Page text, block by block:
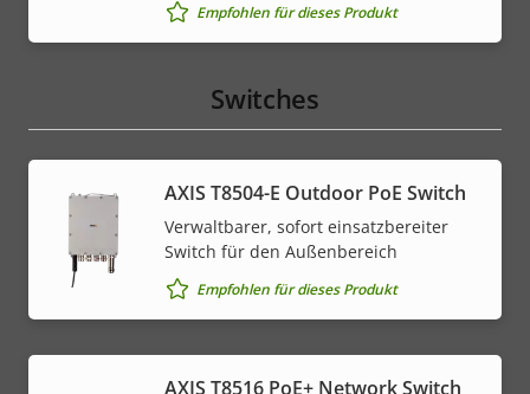
Empfohlen für dieses Produkt
Switches
AXIS T8504-E Outdoor PoE Switch
Verwaltbarer, sofort einsatzbereiter
Switch für den Außenbereich
Empfohlen für dieses Produkt
AXIS T8516 PoE+ Network Switch